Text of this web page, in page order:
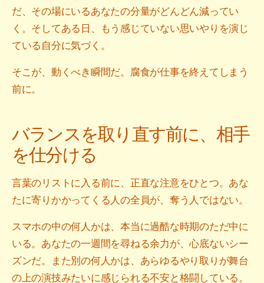
だ、その場にいるあなたの分量がどんどん減ってい
く。そしてある日、もう感じていない思いやりを演じ
ている自分に気づく。
そこが、動くべき瞬間だ。腐食が仕事を終えてしまう
前に。
バランスを取り直す前に、相手
を仕分ける
言葉のリストに入る前に、正直な注意をひとつ。あな
たに寄りかかってくる人の全員が、奪う人ではない。
スマホの中の何人かは、本当に過酷な時期のただ中に
いる。あなたの一週間を尋ねる余力が、心底ないシー
ズンだ。また別の何人かは、あらゆるやり取りが舞台
の上の演技みたいに感じられる不安と格闘している。